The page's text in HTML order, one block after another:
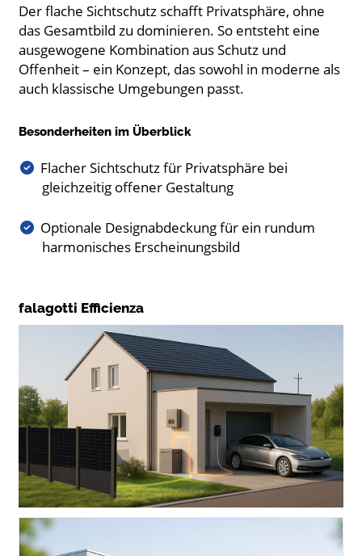
Der flache Sichtschutz schafft Privatsphäre, ohne
das Gesamtbild zu dominieren. So entsteht eine
ausgewogene Kombination aus Schutz und
Offenheit – ein Konzept, das sowohl in moderne als
auch klassische Umgebungen passt.
Besonderheiten im Überblick
Flacher Sichtschutz für Privatsphäre bei
gleichzeitig offener Gestaltung
Optionale Designabdeckung für ein rundum
harmonisches Erscheinungsbild
falagotti Efficienza